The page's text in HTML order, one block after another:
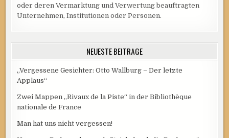
oder deren Vermarktung und Verwertung beauftragten
Unternehmen, Institutionen oder Personen.
NEUESTE BEITRÄGE
„Vergessene Gesichter: Otto Wallburg – Der letzte
Applaus“
Zwei Mappen „Rivaux de la Piste“ in der Bibliothèque
nationale de France
Man hat uns nicht vergessen!